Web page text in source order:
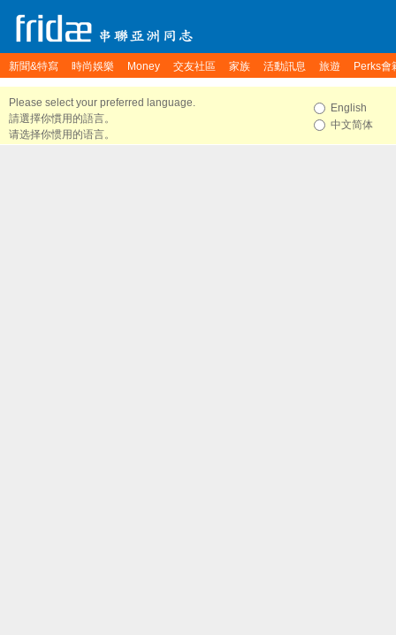
新聞&特寫 時尚娛樂 Money 交友社區 家族 活動訊息 旅遊 Perks會
Please select your preferred language.
請選擇你慣用的語言。
请选择你惯用的语言。
English
中文简体